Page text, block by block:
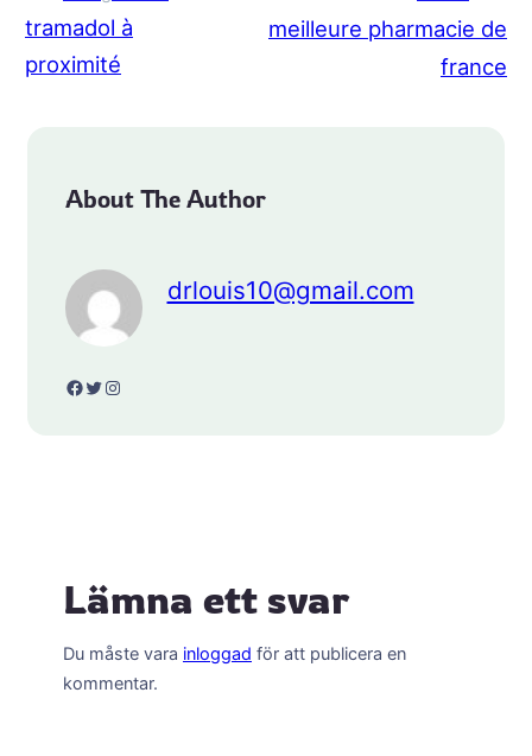
tramadol à
proximité
meilleure pharmacie de
france
About The Author
drlouis10@gmail.com
Facebook Twitter Instagram
Lämna ett svar
Du måste vara inloggad för att publicera en
kommentar.